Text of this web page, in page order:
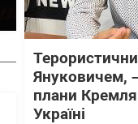
Януковичем,
плани
Україні